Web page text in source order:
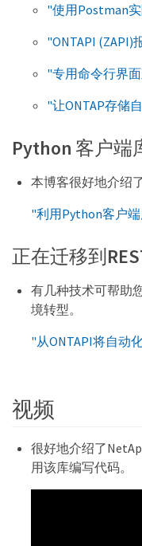
"使用Postman实
"ONTAPI (ZAPI)
"专用命令行界
"让ONTAP存储
Python 客户端
本博客很好地介绍
"利用Python客户端
正在迁移到
有几种技术可帮助
境转型。
"从ONTAPI将自动
视频
很好地介绍了
用该库编写代码。